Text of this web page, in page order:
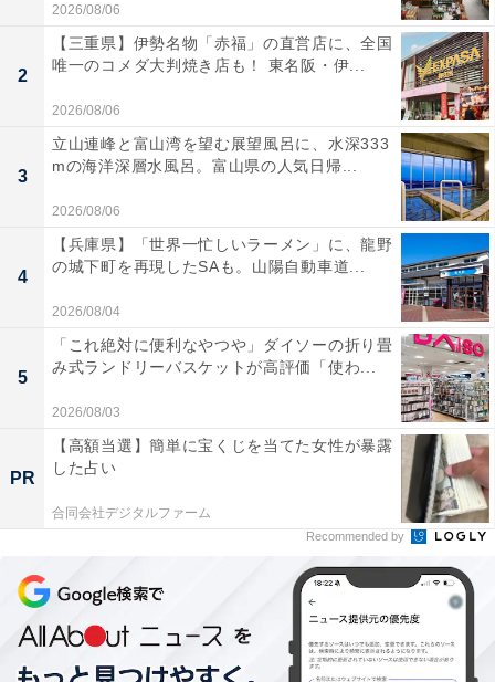
2026/08/06
2
【三重県】伊勢名物「赤福」の直営店に、全国
唯一のコメダ大判焼き店も！ 東名阪・伊...
2026/08/06
3
立山連峰と富山湾を望む展望風呂に、水深333
mの海洋深層水風呂。富山県の人気日帰...
2026/08/06
4
【兵庫県】「世界一忙しいラーメン」に、龍野
の城下町を再現したSAも。山陽自動車道...
2026/08/04
5
「これ絶対に便利なやつや」ダイソーの折り畳
み式ランドリーバスケットが高評価「使わ...
2026/08/03
PR
【高額当選】簡単に宝くじを当てた女性が暴露
した占い
合同会社デジタルファーム
Recommended by